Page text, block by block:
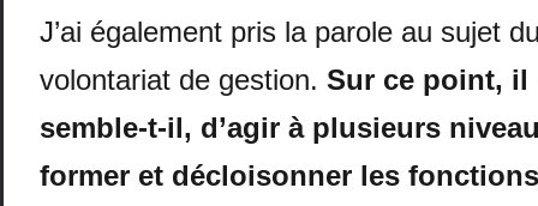
J’ai également pris la parole au sujet
volontariat de gestion. Sur ce point, il
semble-t-il, d’agir à plusieurs
former et décloisonner les